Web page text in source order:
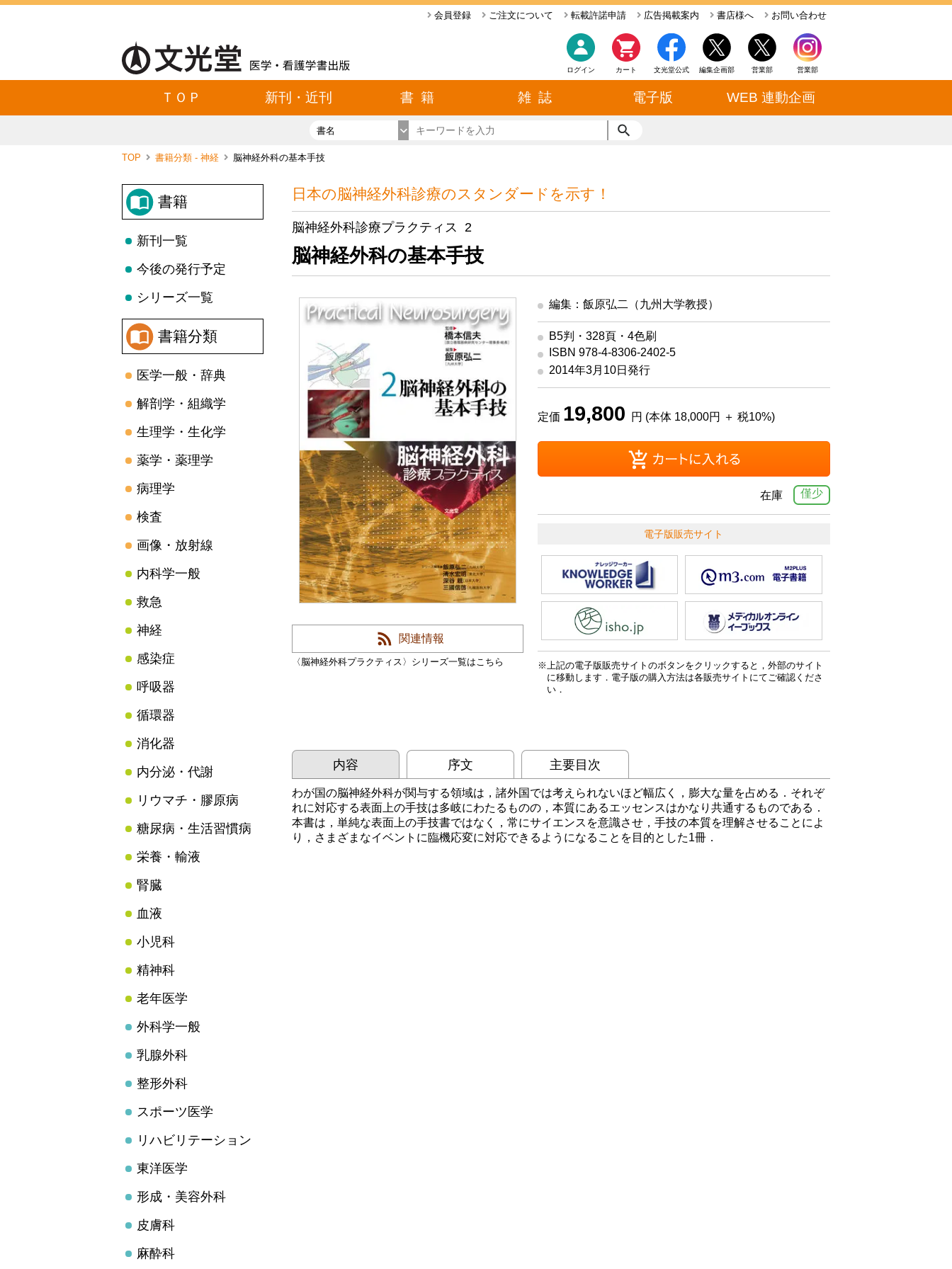
お問い合わせ
書店様へ
広告掲載案内
転載許諾申請
ご注文について
会員登録
営業部
営業部
編集企画部
文光堂公式
カート
ログイン
ＴＯＰ 新刊・近刊 書 籍 雑 誌 電子版 WEB 連動企画
書名
TOP 書籍分類 - 神経 脳神経外科の基本手技
書籍
新刊一覧
今後の発行予定
シリーズ一覧
書籍分類
医学一般・辞典
解剖学・組織学
生理学・生化学
薬学・薬理学
病理学
検査
画像・放射線
内科学一般
救急
神経
感染症
呼吸器
循環器
消化器
内分泌・代謝
リウマチ・膠原病
糖尿病・生活習慣病
栄養・輸液
腎臓
血液
小児科
精神科
老年医学
外科学一般
乳腺外科
整形外科
スポーツ医学
リハビリテーション
東洋医学
形成・美容外科
皮膚科
麻酔科
日本の脳神経外科診療のスタンダードを示す！
脳神経外科診療プラクティス 2
脳神経外科の基本手技
関連情報
〈脳神経外科プラクティス〉シリーズ一覧はこちら
編集：飯原弘二（九州大学教授）
B5判・328頁・4色刷
ISBN 978-4-8306-2402-5
2014年3月10日発行
定価 19,800 円 (本体 18,000円 ＋ 税10%)
僅少
在庫
電子版販売サイト
上記の電子版販売サイトのボタンをクリックすると，外部のサイト
に移動します．電子版の購入方法は各販売サイトにてご確認くださ
い．
内容 序文 主要目次
わが国の脳神経外科が関与する領域は，諸外国では考えられないほど幅広く，膨大な量を占める．それぞ
れに対応する表面上の手技は多岐にわたるものの，本質にあるエッセンスはかなり共通するものである．
本書は，単純な表面上の手技書ではなく，常にサイエンスを意識させ，手技の本質を理解させることによ
り，さまざまなイベントに臨機応変に対応できるようになることを目的とした1冊．